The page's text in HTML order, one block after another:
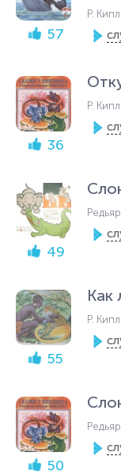
57
Р.
36
Р.
49
55
Как
Р.
50